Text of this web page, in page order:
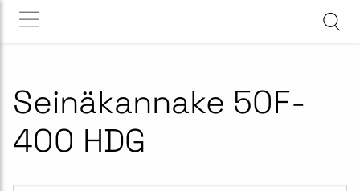
Seinäkannake 50F-
400 HDG